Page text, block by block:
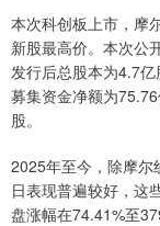
本次科创板上市，摩
新股最高价。本次公
发行后总股本为4.7
募集资金净额为
股。
2025年至今，除摩尔
日表现普遍较好，这
盘涨幅在74.41%至